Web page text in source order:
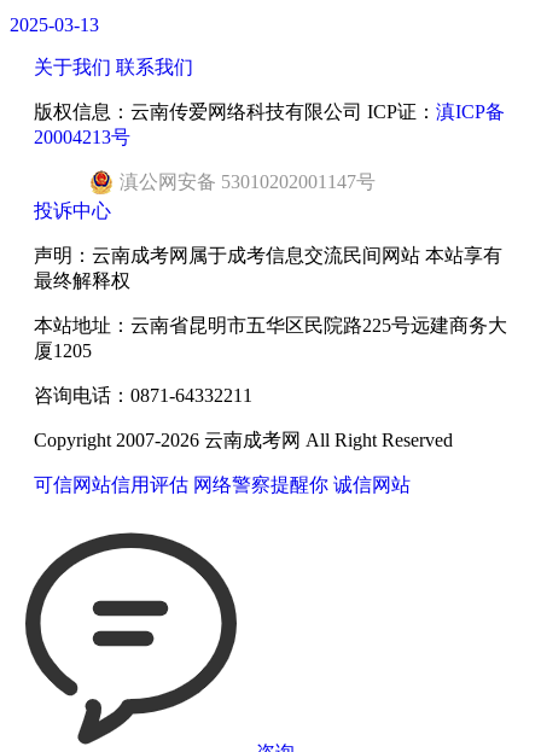
2025-03-13
关于我们 联系我们
版权信息：云南传爱网络科技有限公司 ICP证： 滇ICP备
20004213号
滇公网安备 53010202001147号
投诉中心
声明：云南成考网属于成考信息交流民间网站 本站享有
最终解释权
本站地址：云南省昆明市五华区民院路225号远建商务大
厦1205
咨询电话：0871-64332211
Copyright 2007-2026 云南成考网 All Right Reserved
可信网站信用评估 网络警察提醒你 诚信网站